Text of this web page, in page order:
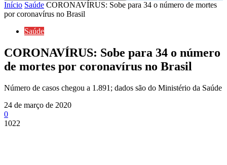
Início Saúde CORONAVÍRUS: Sobe para 34 o número de mortes
por coronavírus no Brasil
Saúde
CORONAVÍRUS: Sobe para 34 o número
de mortes por coronavírus no Brasil
Número de casos chegou a 1.891; dados são do Ministério da Saúde
24 de março de 2020
0
1022